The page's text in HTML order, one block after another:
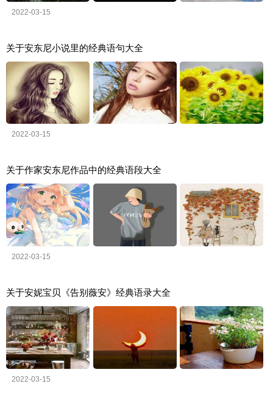
2022-03-15
关于安东尼小说里的经典语句大全
2022-03-15
关于作家安东尼作品中的经典语段大全
2022-03-15
关于安妮宝贝《告别薇安》经典语录大全
2022-03-15